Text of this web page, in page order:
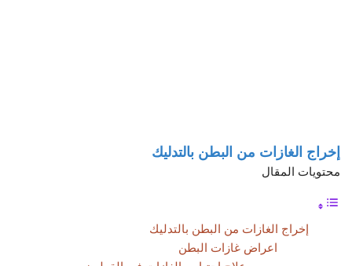
إخراج الغازات من البطن بالتدليك
محتويات المقال
إخراج الغازات من البطن بالتدليك
اعراض غازات البطن